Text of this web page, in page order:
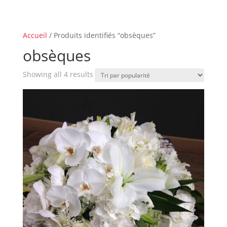
Accueil / Produits identifiés “obsèques”
obsèques
Showing all 4 resultsSorted